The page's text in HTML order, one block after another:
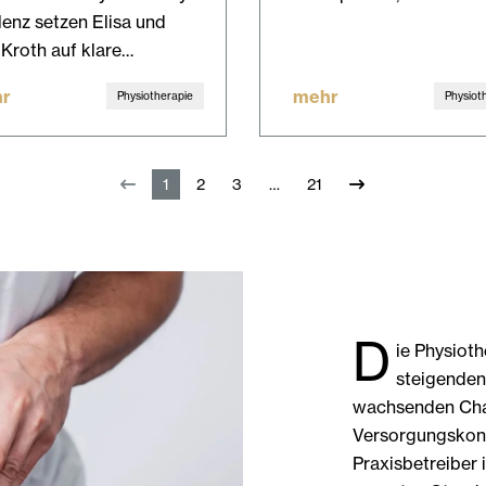
setzen Elisa und
auf klare…
Physiotherapie mehr
1 2 3 21
D ie
wachsenden
Praxisbetreiber